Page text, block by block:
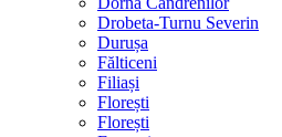
Drobeta-Turnu Severin
Durușa
Fălticeni
Filiași
Florești
Florești